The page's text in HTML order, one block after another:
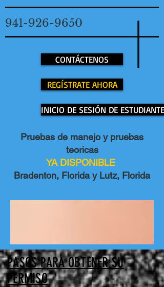
CONTÁCTENOS
941-926-9650
REGÍSTRATE AHORA
INICIO DE SESIÓN DE ESTUDIANTE
Pruebas de manejo y pruebas
teoricas
YA DISPONIBLE
Bradenton, Florida y Lutz, Florida
PASOS PARA OBTENER SU
PERMISO